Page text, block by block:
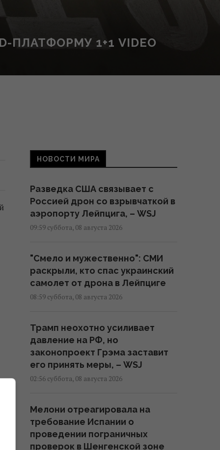
ПЛАТФОРМУ 1+1 VIDEO
НОВОСТИ МИРА
Разведка США связывает с
Россией дрон со взрывчаткой в
аэропорту Лейпцига, – WSJ
09:59 суббота, 08 августа 2026
"Смело и мужественно": СМИ
раскрыли, кто спас украинский
самолет от дрона в Лейпциге
08:59 суббота, 08 августа 2026
Трамп неохотно усиливает
давление на РФ, но
законопроект Грэма заставит
его принять меры, – WSJ
02:56 суббота, 08 августа 2026
Мелони отреагировала на
требование Испании о
проведении пограничных
проверок в Шенгенской зоне